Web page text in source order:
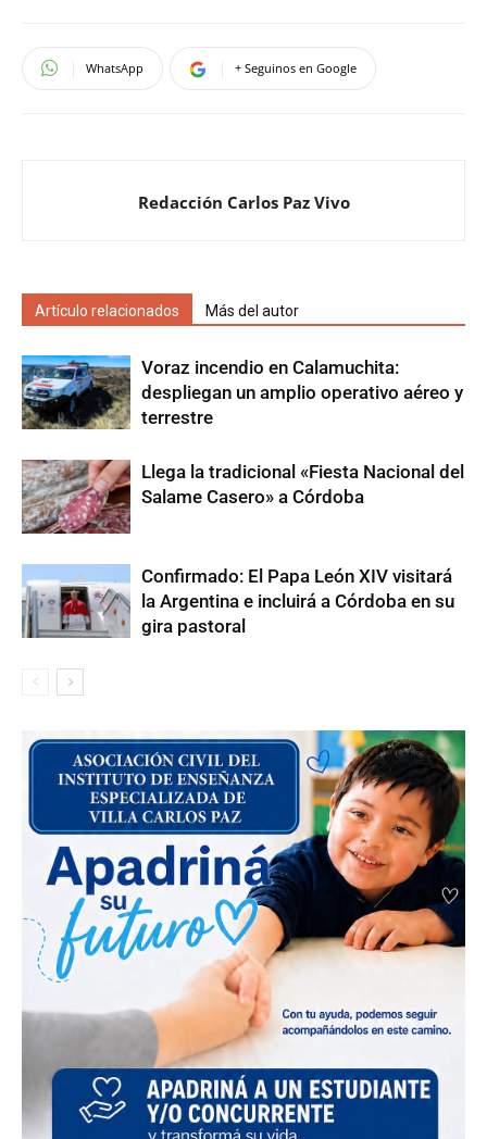
WhatsApp + Seguinos en Google
Redacción Carlos Paz Vivo
Artículo relacionados Más del autor
Voraz incendio en Calamuchita:
despliegan un amplio operativo aéreo y
terrestre
Llega la tradicional «Fiesta Nacional del
Salame Casero» a Córdoba
Confirmado: El Papa León XIV visitará
la Argentina e incluirá a Córdoba en su
gira pastoral